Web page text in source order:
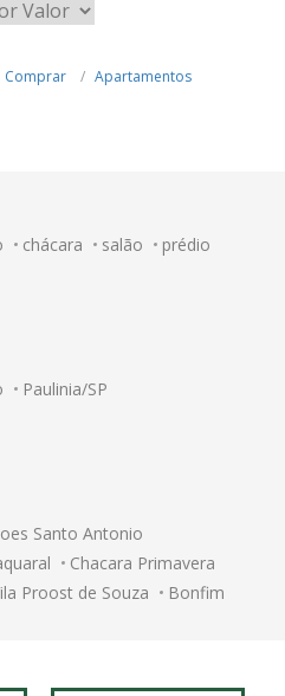
Comprar
Apartamentos
chácara salão
prédio
Paulinia/SP
Santo Antonio
Chacara Primavera
Proost de Souza
Bonfim